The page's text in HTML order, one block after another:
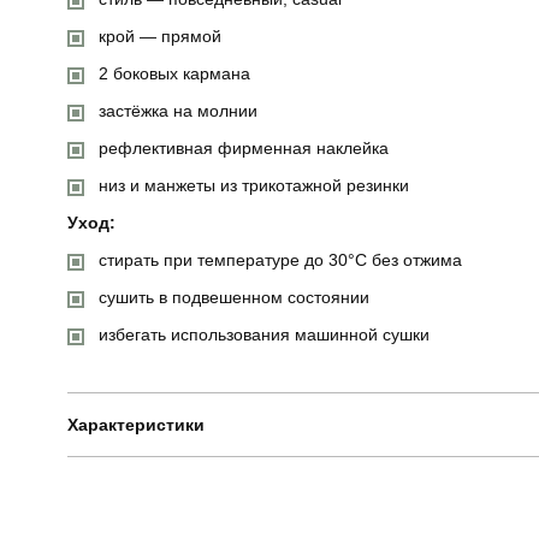
крой — прямой
2 боковых кармана
застёжка на молнии
рефлективная фирменная наклейка
низ и манжеты из трикотажной резинки
Уход:
стирать при температуре до 30°C без отжима
сушить в подвешенном состоянии
избегать использования машинной сушки
Характеристики